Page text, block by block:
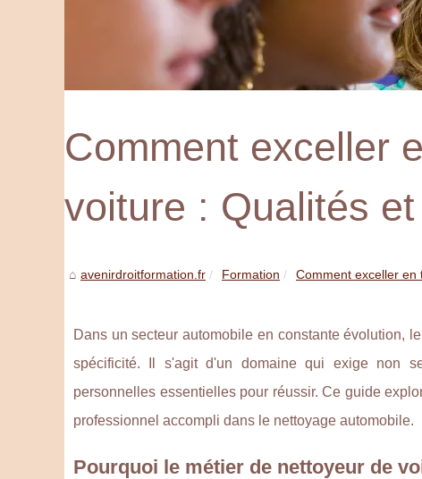
Comment exceller
voiture : Qualités
avenirdroitformation.fr Formation Comment exceller en
Dans un secteur automobile en constante évolution,
spécificité. Il s'agit d'un domaine qui exige non
personnelles essentielles pour réussir. Ce guide
professionnel accompli dans le nettoyage automobile.
Pourquoi le métier de nettoyeur de